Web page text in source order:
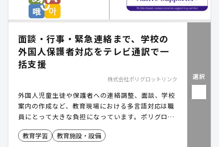
面談・行事・緊急連絡まで、学校の
外国人保護者対応をテレビ通訳で一
括支援
株式会社ポリグロットリンク
外国人児童生徒や保護者への連絡調整、面談、学校
案内の作成など、教育現場における多言語対応は職
員にとって大きな負担になっています。ポリグロッ
トリンク社はテレビ電話通訳サービスを通して、学
校と家庭の円滑なコミュニケーションを支援しま
教育学習 教育施設・設備
選択